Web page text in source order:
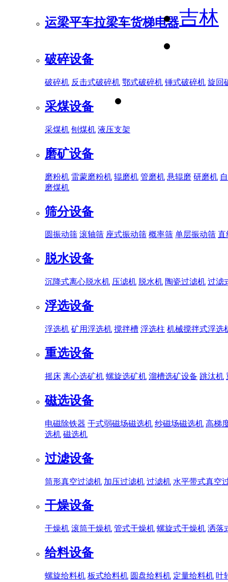
运梁平车拉梁车货梯电器
破碎设备
破碎机 反击式破碎机 鄂式破碎机 锤式破碎机 旋回
采煤设备
采煤机 刨煤机 液压支架
磨矿设备
磨粉机 雷蒙磨粉机 辊磨机 管磨机 悬辊磨 研磨机
磨煤机
筛分设备
圆振动筛 滚轴筛 座式振动筛 概率筛 单层振动筛 直
脱水设备
沉降式离心脱水机 压滤机 脱水机 陶瓷过滤机 过滤
浮选设备
浮选机 矿用浮选机 搅拌槽 浮选柱 机械搅拌式浮选
重选设备
摇床 离心选矿机 螺旋选矿机 溜槽选矿设备 跳汰机
磁选设备
电磁除铁器 干式弱磁场磁选机 纱磁场磁选机 高梯
选机 磁选机
过滤设备
筒形真空过滤机 加压过滤机 过滤机 水平带式真空
干燥设备
干燥机 滚筒干燥机 管式干燥机 螺旋式干燥机 洒落
给料设备
螺旋给料机 板式给料机 圆盘给料机 定量给料机 叶
吉林